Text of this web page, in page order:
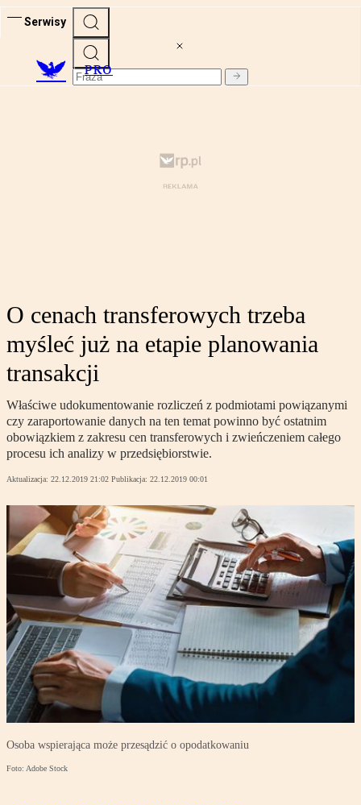
Serwisy
PRO
O cenach transferowych trzeba
myśleć już na etapie planowania
transakcji
Właściwe udokumentowanie rozliczeń z podmiotami powiązanymi
czy zaraportowanie danych na ten temat powinno być ostatnim
obowiązkiem z zakresu cen transferowych i zwieńczeniem całego
procesu ich analizy w przedsiębiorstwie.
Aktualizacja: 22.12.2019 21:02 Publikacja: 22.12.2019 00:01
Osoba wspierająca może przesądzić o opodatkowaniu
Foto: Adobe Stock